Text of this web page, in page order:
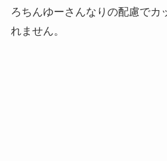
ろちんゆーさんなりの配慮でカ
れません。